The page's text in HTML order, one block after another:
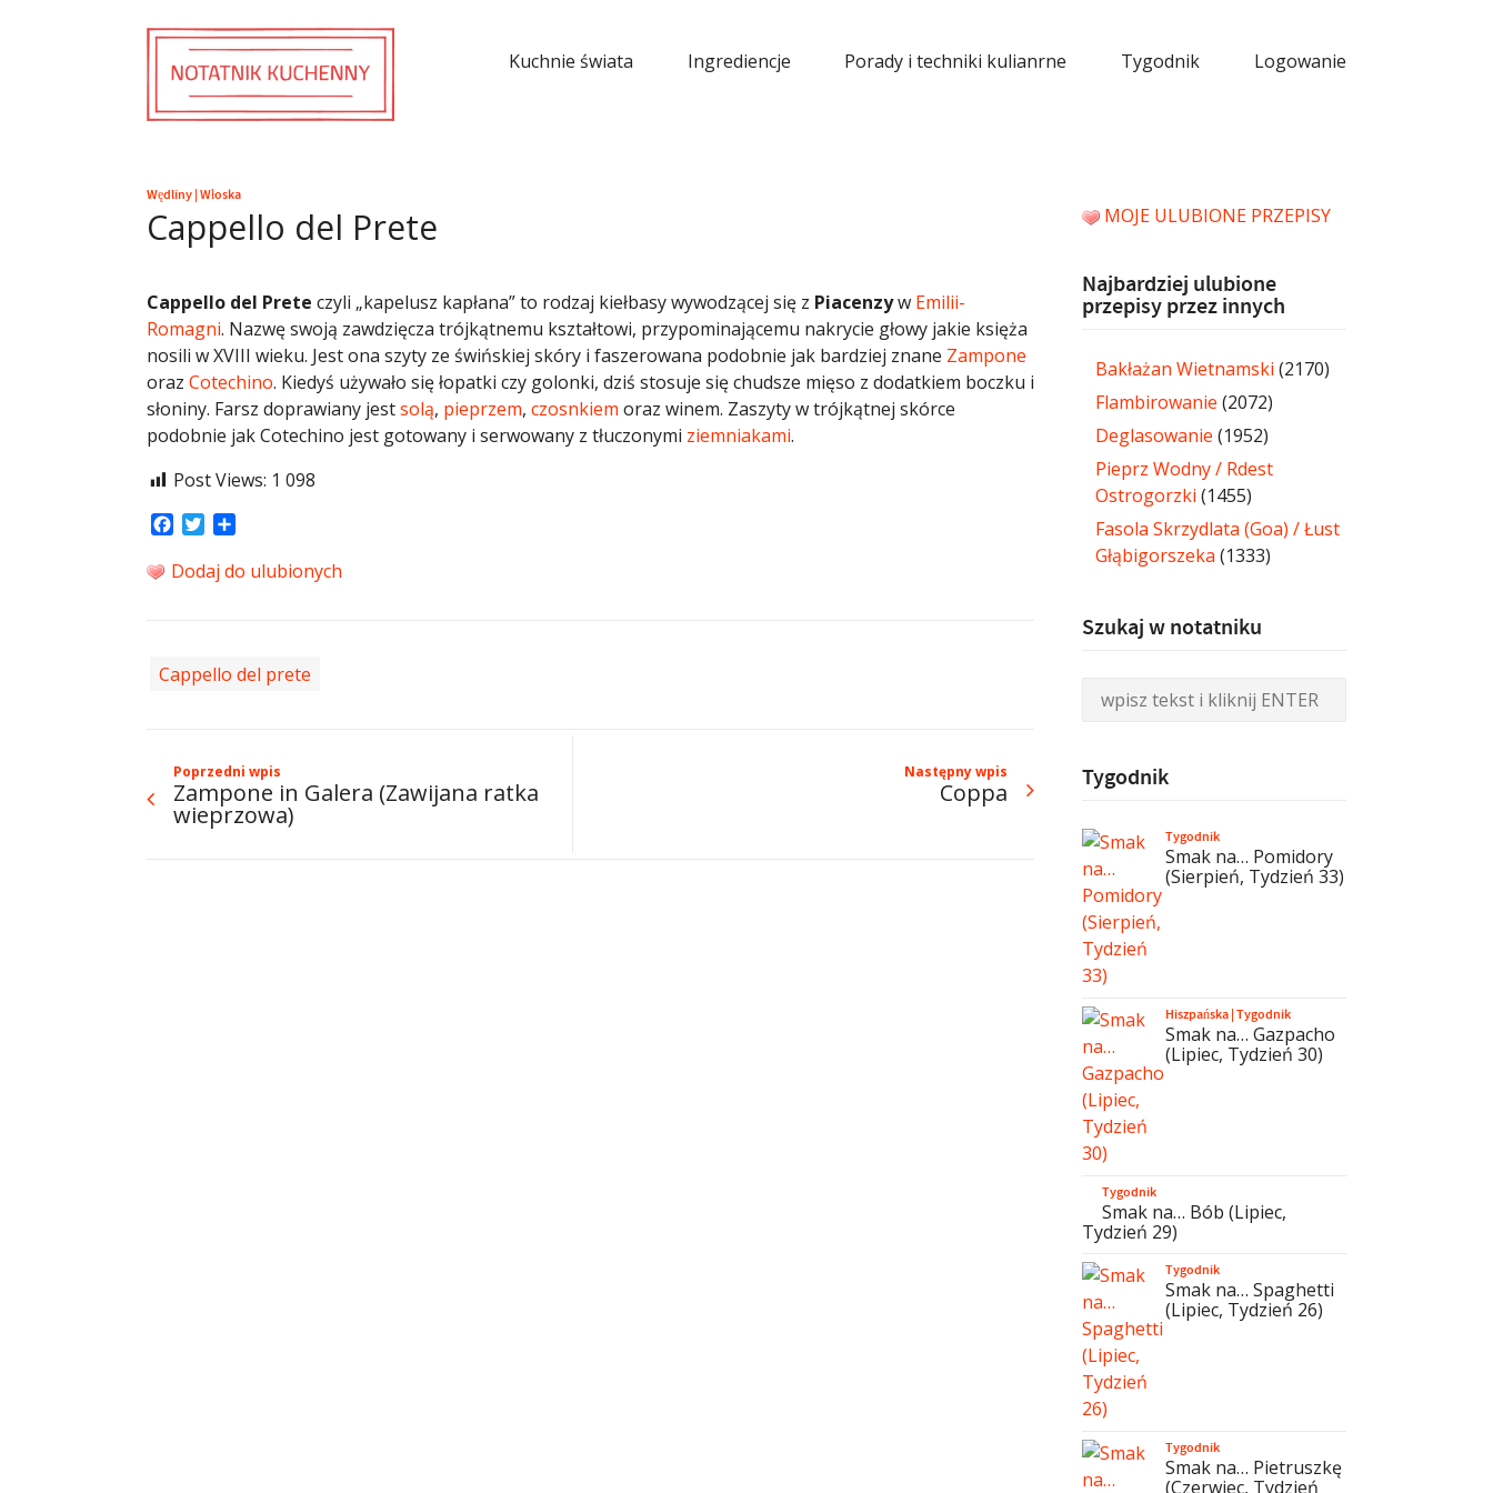
Kuchnie świata Ingrediencje Porady i techniki kulianrne Tygodnik Logowanie
Wędliny|Włoska
Cappello del Prete
Cappello del Prete czyli „kapelusz kapłana” to rodzaj kiełbasy wywodzącej się z Piacenzyw Emilii-
Romagni. Nazwę swoją zawdzięcza trójkątnemu kształtowi, przypominającemu nakrycie głowy jakie księża
nosili w XVIII wieku. Jest ona szyty ze świńskiej skóry i faszerowana podobnie jak bardziej znane Zampone
oraz Cotechino. Kiedyś używało się łopatki czy golonki, dziś stosuje się chudsze mięso z dodatkiem boczku i
słoniny. Farsz doprawiany jestsolą, pieprzem, czosnkiem oraz winem. Zaszyty w trójkątnej skórce
podobnie jak Cotechino jest gotowany i serwowany z tłuczonymi ziemniakami.
Post Views: 1 098
Facebook
Twitter
Dodaj do ulubionych
Cappello del prete
Poprzedni wpis
Zampone in Galera (Zawijana ratka
wieprzowa)
Następny wpis
Coppa
MOJE ULUBIONE PRZEPISY
Najbardziej ulubione
przepisy przez innych
Bakłażan Wietnamski (2170)
Flambirowanie (2072)
Deglasowanie (1952)
Pieprz Wodny / Rdest
Ostrogorzki (1455)
Fasola Skrzydlata (Goa) / Łust
Głąbigorszeka (1333)
Szukaj w notatniku
Tygodnik
Tygodnik
Smak na… Pomidory
(Sierpień, Tydzień 33)
Hiszpańska|Tygodnik
Smak na… Gazpacho
(Lipiec, Tydzień 30)
Tygodnik
Smak na… Bób (Lipiec,
Tydzień 29)
Tygodnik
Smak na… Spaghetti
(Lipiec, Tydzień 26)
Tygodnik
Smak na… Pietruszkę
(Czerwiec, Tydzień